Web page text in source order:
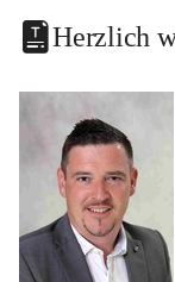
Herzlich